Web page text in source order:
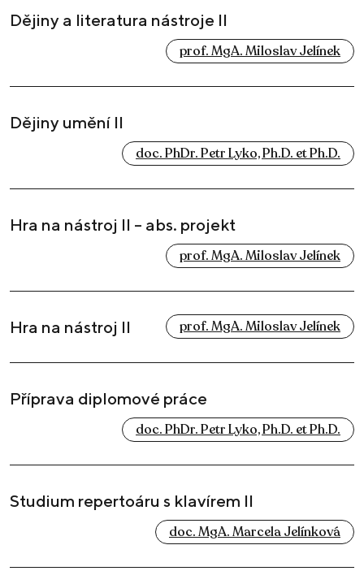
Dějiny a literatura nástroje II
prof. MgA. Miloslav Jelínek
Dějiny umění II
doc. PhDr. Petr Lyko, Ph.D. et Ph.D.
Hra na nástroj II – abs. projekt
prof. MgA. Miloslav Jelínek
Hra na nástroj II prof. MgA. Miloslav Jelínek
Příprava diplomové práce
doc. PhDr. Petr Lyko, Ph.D. et Ph.D.
Studium repertoáru s klavírem II
doc. MgA. Marcela Jelínková